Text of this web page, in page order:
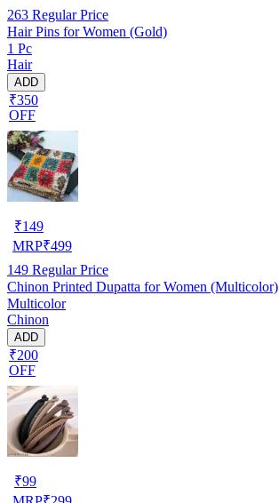
263 Regular Price
Hair Pins for Women (Gold)
1 Pc
Hair
ADD
₹350
OFF
₹149
MRP₹499
149 Regular Price
Chinon Printed Dupatta for Women (Multicolor)
Multicolor
Chinon
ADD
₹200
OFF
₹99